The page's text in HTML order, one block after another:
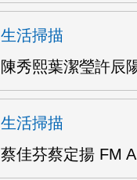
生活掃描
陳秀熙葉潔瑩許辰
生活掃描
蔡佳芬蔡定揚 FM